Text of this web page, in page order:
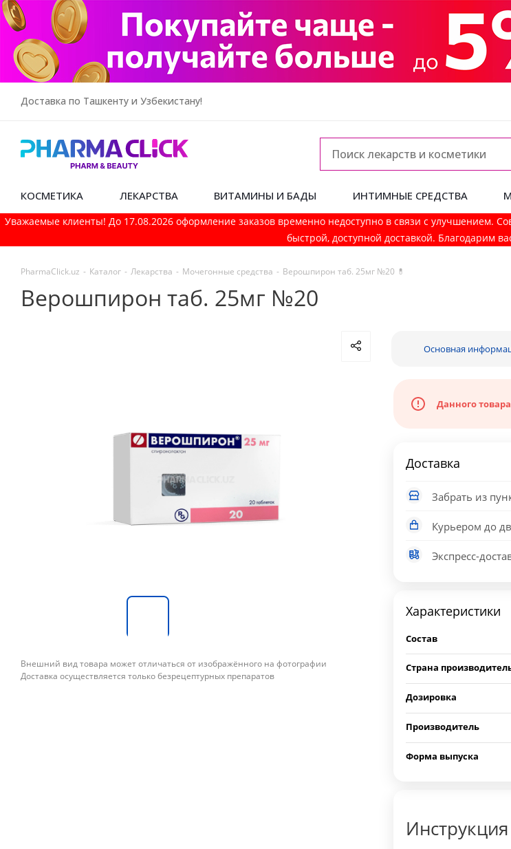
Доставка по Ташкенту и Узбекистану!
КОСМЕТИКА ЛЕКАРСТВА ВИТАМИНЫ И БАДЫ ИНТИМНЫЕ СРЕДСТВА
Уважаемые клиенты! До 17.08.2026 оформление заказов временно недоступно в связи с улучшением.
быстрой, доступной доставкой. Благодарим
PharmaСlick.uz - Каталог - Лекарства - Мочегонные средства - Верошпирон таб. 25мг №20 💊
Верошпирон таб. 25мг №20
Внешний вид товара может отличаться от изображённого на фотографии
Доставка осуществляется только безрецептурных препаратов
Основная
Данного
Доставка
Забрать из
Курьером до
Экспресс-
Характеристики
Состав
Страна
Дозировка
Производитель
Форма выпуска